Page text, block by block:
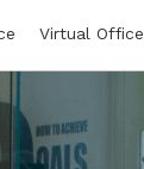
Virtual Office